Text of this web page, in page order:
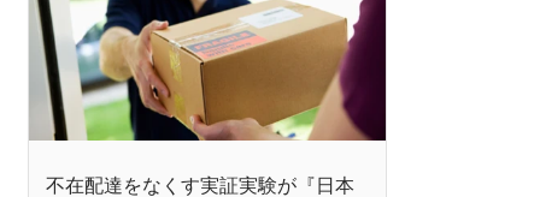
不在配達をなくす実証実験が『日本